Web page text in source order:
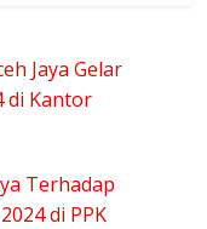
Jaya Gelar
di Kantor
Terhadap
di PPK